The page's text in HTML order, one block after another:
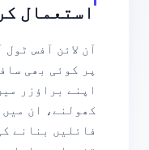
استعمال
آن لائن آفس
پر کوئی بھی
اپنے براؤزر
کھولنے، ان
فائلیں بنانے